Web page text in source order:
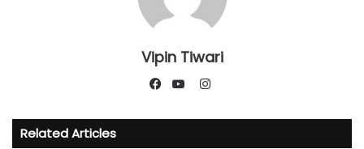
Vipin Tiwari
Instagram
Related Articles